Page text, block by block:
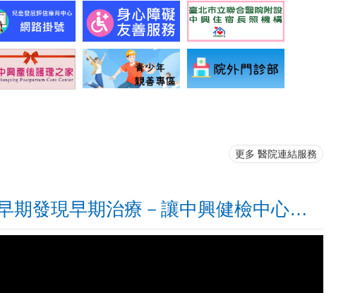
更多 醫院連結服務
早期發現早期治療－讓中興健檢中心與您一起守護幸福